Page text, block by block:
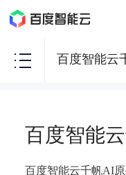
百度智能云
百度智能云千帆AI